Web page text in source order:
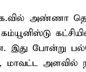
அண்ணா
போன்று
அளவில்